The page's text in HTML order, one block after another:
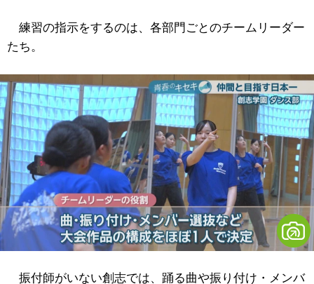
練習の指示をするのは、各部門ごとのチームリーダー
たち。
振付師がいない創志では、踊る曲や振り付け・メンバ